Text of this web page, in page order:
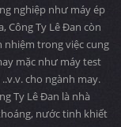
nghiệp như máy ép
Công Ty Lê Đan còn
nhiệm trong việc cung
mặc như máy test
cho ngành may.
Ty Lê Đan là nhà
nước tinh khiết